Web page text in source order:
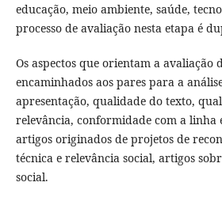
educação, meio ambiente, saúde,
processo de avaliação nesta etapa é
Os aspectos que orientam a avaliação
encaminhados aos pares para a
apresentação, qualidade do texto,
relevância, conformidade com a linha
artigos originados de projetos de
técnica e relevância social, artigos
social.